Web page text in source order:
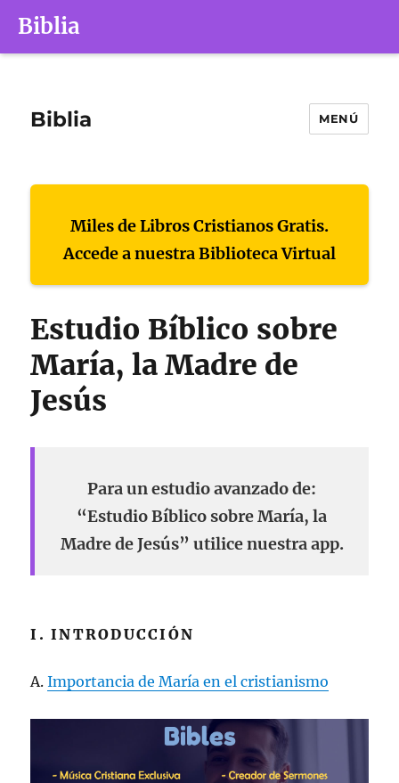
Biblia
Biblia MENÚ
Miles de Libros Cristianos Gratis.
Accede a nuestra Biblioteca Virtual
Estudio Bíblico sobre
María, la Madre de
Jesús
Para un estudio avanzado de:
“Estudio Bíblico sobre María, la
Madre de Jesús” utilice nuestra app.
I. INTRODUCCIÓN
A.Importancia de María en el cristianismo